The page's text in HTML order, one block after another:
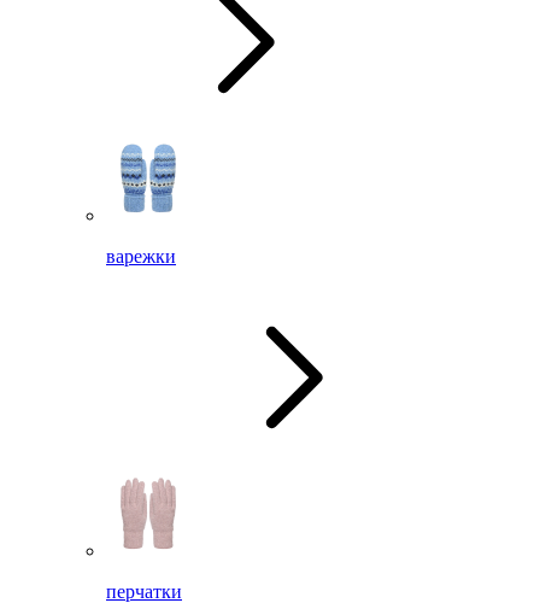
варежки
перчатки